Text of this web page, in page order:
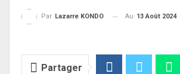
Par Lazarre KONDO Au 13 Août 2024
Partager